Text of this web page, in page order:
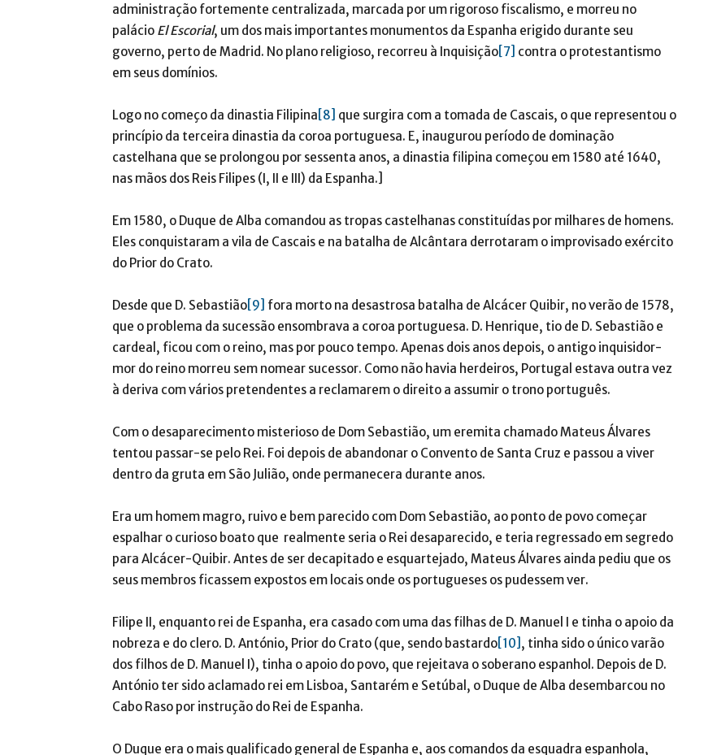
administração fortemente centralizada, marcada por um rigoroso fiscalismo, e morreu no
palácio El Escorial, um dos mais importantes monumentos da Espanha erigido durante seu
governo, perto de Madrid. No plano religioso, recorreu à Inquisição[7] contra o protestantismo
em seus domínios.
Logo no começo da dinastia Filipina [8] que surgira com a tomada de Cascais, o que representou o
princípio da terceira dinastia da coroa portuguesa. E, inaugurou período de dominação
castelhana que se prolongou por sessenta anos, a dinastia filipina começou em 1580 até 1640,
nas mãos dos Reis Filipes (I, II e III) da Espanha.]
Em 1580, o Duque de Alba comandou as tropas castelhanas constituídas por milhares de homens.
Eles conquistaram a vila de Cascais e na batalha de Alcântara derrotaram o improvisado exército
do Prior do Crato.
Desde que D. Sebastião[9] fora morto na desastrosa batalha de Alcácer Quibir, no verão de 1578,
que o problema da sucessão ensombrava a coroa portuguesa. D. Henrique, tio de D. Sebastião e
cardeal, ficou com o reino, mas por pouco tempo. Apenas dois anos depois, o antigo inquisidor-
mor do reino morreu sem nomear sucessor. Como não havia herdeiros, Portugal estava outra vez
à deriva com vários pretendentes a reclamarem o direito a assumir o trono português.
Com o desaparecimento misterioso de Dom Sebastião, um eremita chamado Mateus Álvares
tentou passar-se pelo Rei. Foi depois de abandonar o Convento de Santa Cruz e passou a viver
dentro da gruta em São Julião, onde permanecera durante anos.
Era um homem magro, ruivo e bem parecido com Dom Sebastião, ao ponto de povo começar
espalhar o curioso boato que realmente seria o Rei desaparecido, e teria regressado em segredo
para Alcácer-Quibir. Antes de ser decapitado e esquartejado, Mateus Álvares ainda pediu que os
seus membros ficassem expostos em locais onde os portugueses os pudessem ver.
Filipe II, enquanto rei de Espanha, era casado com uma das filhas de D. Manuel I e tinha o apoio da
nobreza e do clero. D. António, Prior do Crato (que, sendo bastardo[10] , tinha sido o único varão
dos filhos de D. Manuel I), tinha o apoio do povo, que rejeitava o soberano espanhol. Depois de D.
António ter sido aclamado rei em Lisboa, Santarém e Setúbal, o Duque de Alba desembarcou no
Cabo Raso por instrução do Rei de Espanha.
O Duque era o mais qualificado general de Espanha e, aos comandos da esquadra espanhola,